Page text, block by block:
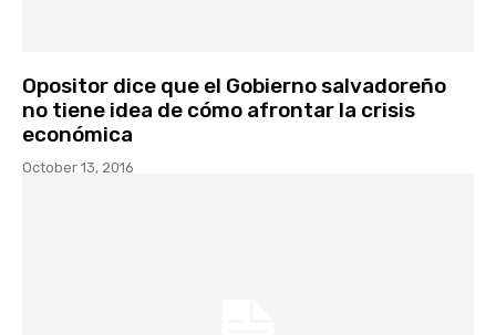
Opositor dice que el Gobierno salvadoreño
no tiene idea de cómo afrontar la crisis
económica
October 13, 2016